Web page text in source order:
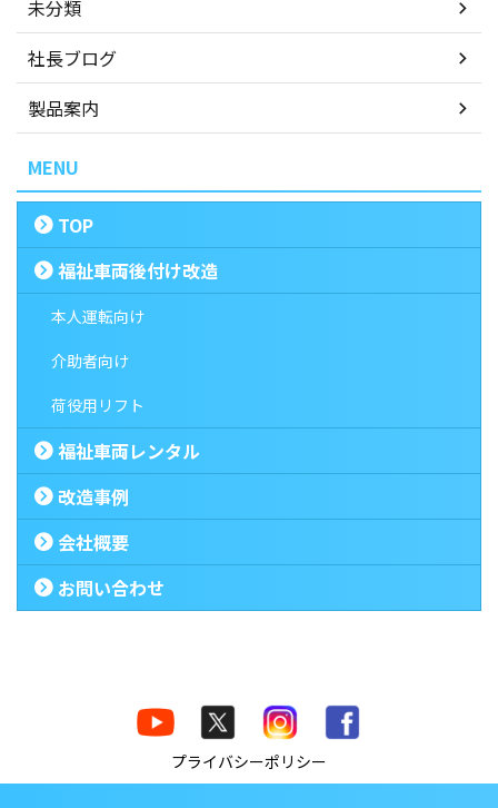
未分類
社長ブログ
製品案内
MENU
TOP
福祉車両後付け改造
本人運転向け
介助者向け
荷役用リフト
福祉車両レンタル
改造事例
会社概要
お問い合わせ
プライバシーポリシー